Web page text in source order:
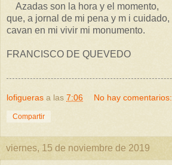
Azadas son la hora y el momento,
que, a jornal de mi pena y m i cuidado,
cavan en mi vivir mi monumento.
FRANCISCO DE QUEVEDO
lofigueras a las 7:06 No hay comentarios:
Compartir
viernes, 15 de noviembre de 2019